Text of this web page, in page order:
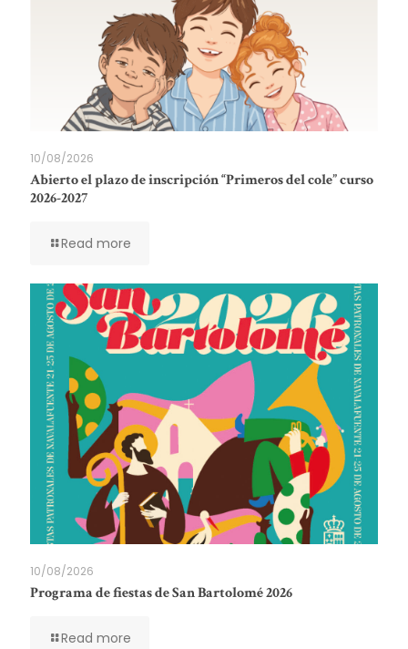
10/08/2026
Abierto el plazo de inscripción “Primeros del cole” curso
2026-2027
Read more
10/08/2026
Programa de fiestas de San Bartolomé 2026
Read more